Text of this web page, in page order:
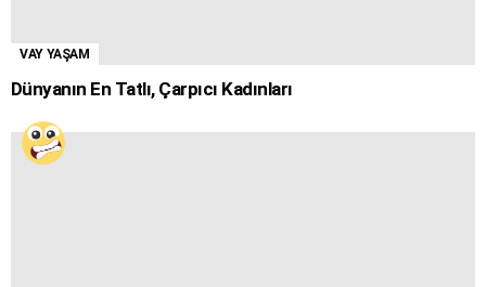
VAY YAŞAM
Dünyanın En Tatlı, Çarpıcı Kadınları